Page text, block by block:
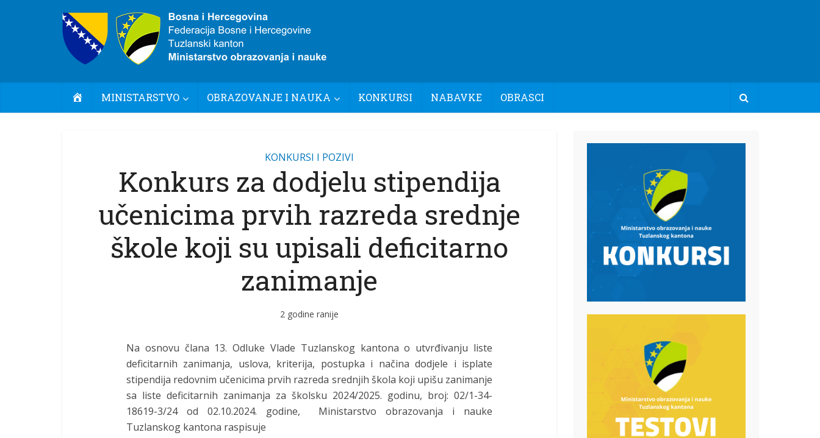
POČETNA
MINISTARSTVO OBRAZOVANJE I NAUKA KONKURSI NABAVKE OBRASCI
KONKURSI I POZIVI
Konkurs za dodjelu stipendija
učenicima prvih razreda srednje
škole koji su upisali deficitarno
zanimanje
2 godine ranije
Na osnovu člana 13. Odluke Vlade Tuzlanskog kantona o utvrđivanju liste
deficitarnih zanimanja, uslova, kriterija, postupka i načina dodjele i isplate
stipendija redovnim učenicima prvih razreda srednjih škola koji upišu zanimanje
sa liste deficitarnih zanimanja za školsku 2024/2025. godinu, broj: 02/1-34-
18619-3/24 od 02.10.2024. godine, Ministarstvo obrazovanja i nauke
Tuzlanskog kantona raspisuje